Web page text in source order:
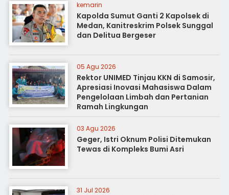
kemarin
Kapolda Sumut Ganti 2 Kapolsek di
Medan, Kanitreskrim Polsek Sunggal
dan Delitua Bergeser
05 Agu 2026
Rektor UNIMED Tinjau KKN di Samosir,
Apresiasi Inovasi Mahasiswa Dalam
Pengelolaan Limbah dan Pertanian
Ramah Lingkungan
03 Agu 2026
Geger, Istri Oknum Polisi Ditemukan
Tewas di Kompleks Bumi Asri
31 Jul 2026